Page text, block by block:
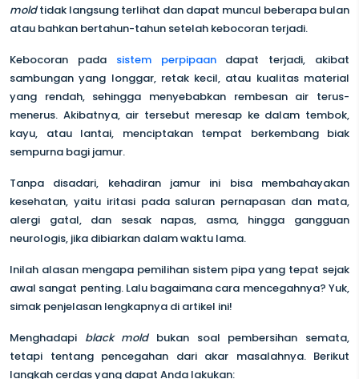
moldtidak langsung terlihat dan dapat muncul beberapa bulan
atau bahkan bertahun-tahun setelah kebocoran terjadi.
Kebocoran pada sistem perpipaandapat terjadi, akibat
sambungan yang longgar, retak kecil, atau kualitas material
yang rendah, sehingga menyebabkan rembesan air terus-
menerus. Akibatnya, air tersebut meresap ke dalam tembok,
kayu, atau lantai, menciptakan tempat berkembang biak
sempurna bagi jamur.
Tanpa disadari, kehadiran jamur ini bisa membahayakan
kesehatan, yaitu iritasi pada saluran pernapasan dan mata,
alergi gatal, dan sesak napas, asma, hingga gangguan
neurologis, jika dibiarkan dalam waktu lama.
Inilah alasan mengapa pemilihan sistem pipa yang tepat sejak
awal sangat penting. Lalu bagaimana cara mencegahnya? Yuk,
simak penjelasan lengkapnya di artikel ini!
Menghadapi black moldbukan soal pembersihan semata,
tetapi tentang pencegahan dari akar masalahnya. Berikut
langkah cerdas yang dapat Anda lakukan: